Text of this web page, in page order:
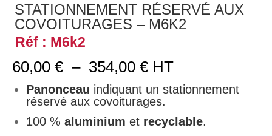
STATIONNEMENT RÉSERVÉ AUX
COVOITURAGES – M6K2
Réf : M6k2
60,00€ – 354,00€Plage
de
prix :
60,00 €
à
354,00 €
HT
Panonceau indiquant un stationnement
réservé aux covoiturages.
100 %aluminiumet recyclable.